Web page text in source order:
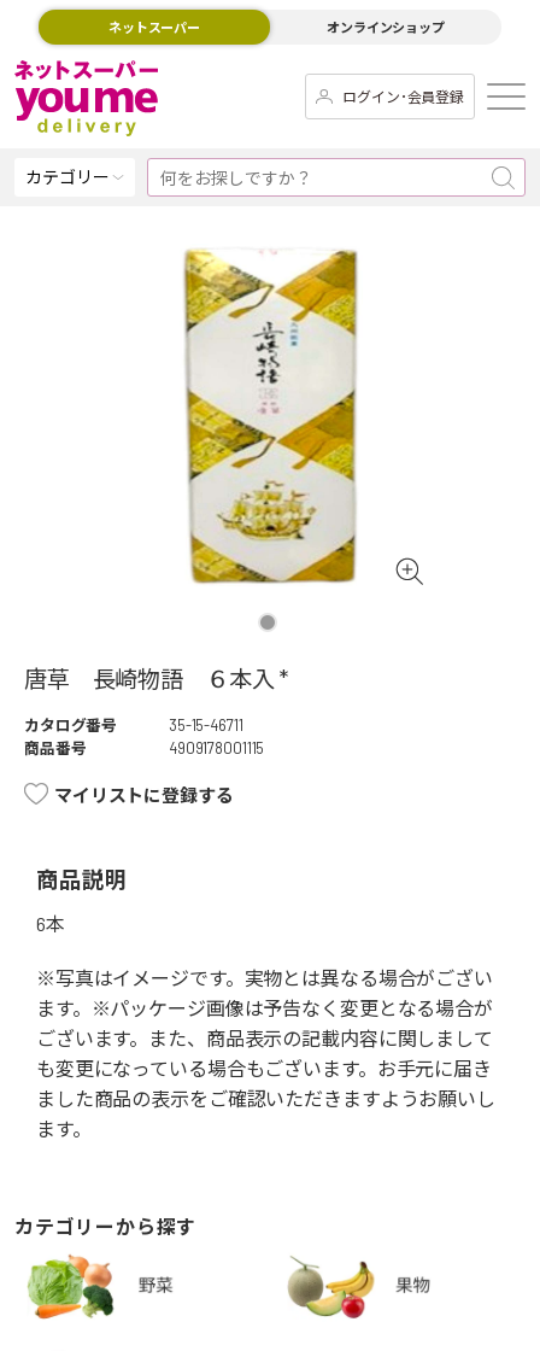
ネットスーパー オンラインショップ
ログイン･会員登録
カテゴリー
唐草 長崎物語 ６本入 *
カタログ番号
35-15-46711
商品番号
4909178001115
マイリストに登録する
商品説明
6本
※写真はイメージです。実物とは異なる場合がござい
ます。※パッケージ画像は予告なく変更となる場合が
ございます。また、商品表示の記載内容に関しまして
も変更になっている場合もございます。お手元に届き
ました商品の表示をご確認いただきますようお願いし
ます。
カテゴリーから探す